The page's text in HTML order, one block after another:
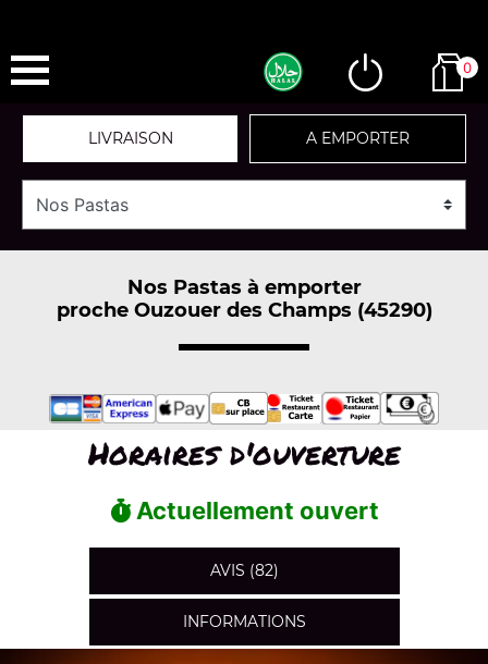
0
LIVRAISON A EMPORTER
Nos Pastas à emporter
proche Ouzouer des Champs (45290)
Horaires d'ouverture
Actuellement ouvert
AVIS (82)
INFORMATIONS